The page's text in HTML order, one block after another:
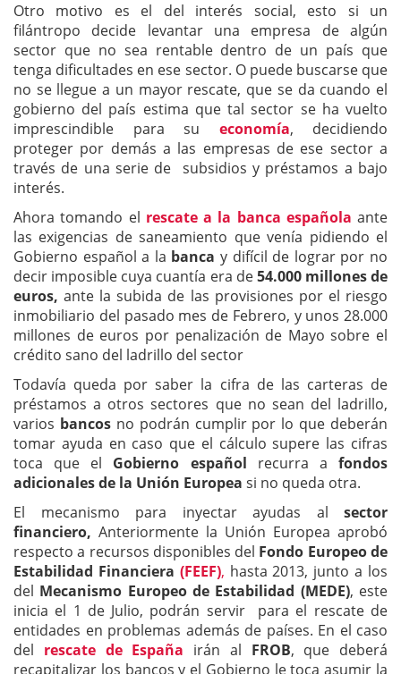
Otro motivo es el del interés social, esto si un
filántropo decide levantar una empresa de algún
sector que no sea rentable dentro de un país que
tenga dificultades en ese sector. O puede buscarse que
no se llegue a un mayor rescate, que se da cuando el
gobierno del país estima que tal sector se ha vuelto
imprescindible para su economía, decidiendo
proteger por demás a las empresas de ese sector a
través de una serie de subsidios y préstamos a bajo
interés.
Ahora tomando el rescate a la banca española ante
las exigencias de saneamiento que venía pidiendo el
Gobierno español a la banca y difícil de lograr por no
decir imposible cuya cuantía era de54.000 millones de
euros, ante la subida de las provisiones por el riesgo
inmobiliario del pasado mes de Febrero, y unos 28.000
millones de euros por penalización de Mayo sobre el
crédito sano del ladrillo del sector
Todavía queda por saber la cifra de las carteras de
préstamos a otros sectores que no sean del ladrillo,
varios bancosno podrán cumplir por lo que deberán
tomar ayuda en caso que el cálculo supere las cifras
toca que el Gobierno español recurra a fondos
adicionales de la Unión Europea si no queda otra.
El mecanismo para inyectar ayudas al sector
financiero, Anteriormente la Unión Europea aprobó
respecto a recursos disponibles del Fondo Europeo de
Estabilidad Financiera (FEEF), hasta 2013, junto a los
del Mecanismo Europeo de Estabilidad (MEDE), este
inicia el 1 de Julio, podrán servir para el rescate de
entidades en problemas además de países. En el caso
del rescate de España irán al FROB, que deberá
recapitalizar los bancos y el Gobierno le toca asumir la